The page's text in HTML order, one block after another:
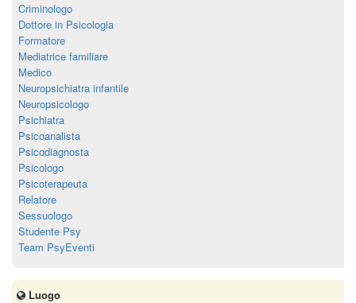
Criminologo
Dottore in Psicologia
Formatore
Mediatrice familiare
Medico
Neuropsichiatra infantile
Neuropsicologo
Psichiatra
Psicoanalista
Psicodiagnosta
Psicologo
Psicoterapeuta
Relatore
Sessuologo
Studente Psy
Team PsyEventi
Luogo